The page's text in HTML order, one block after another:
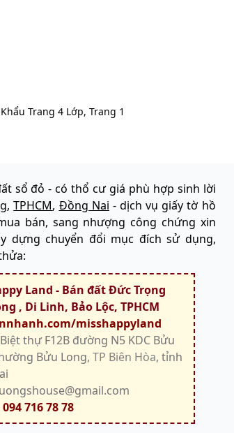
Trang 4 Lớp, Trang 1
sổ đỏ - có thổ cư giá phù hợp sinh lời
,TPHCM, Đồng Nai - dịch vụ giấy tờ hồ
bán, sang nhượng công chứng xin
dựng chuyển đổi mục đích sử dụng,
Land - Bán đất Đức Trọng
, Di Linh, Bảo Lộc, TPHCM
misshappyland
thự F12B đường N5 KDC Bửu
Bửu Long, TP Biên Hòa, tỉnh
094 716 78 78